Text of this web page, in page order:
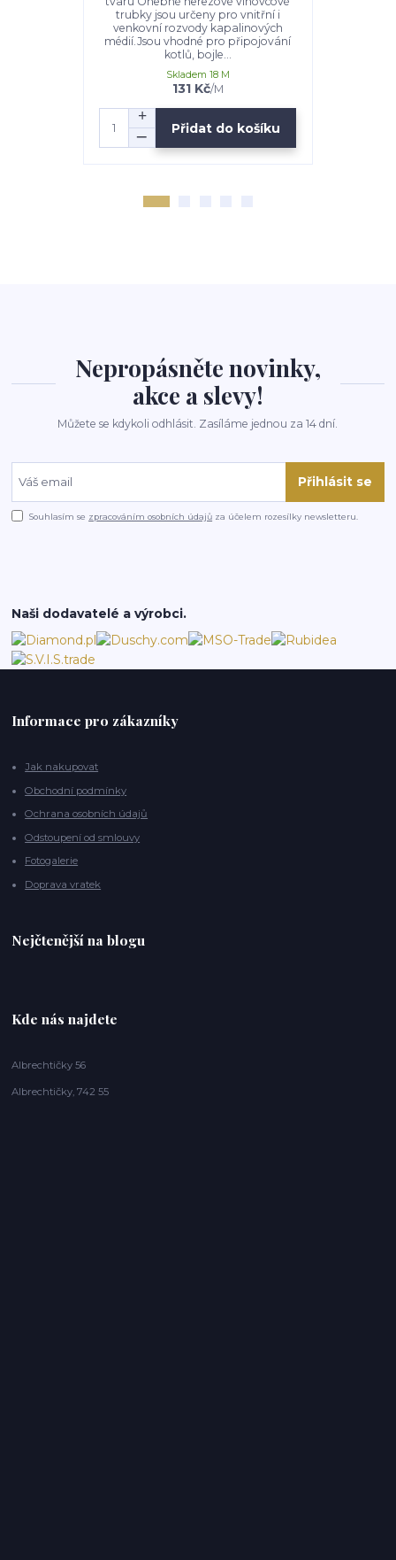
trubky jsou určeny pro vnitřní i
venkovní rozvody kapalinových
médií.Jsou vhodné pro připojování
kotlů, bojle...
131 Kč/M
Skladem 18 M
Přidat do košíku
Nepropásněte novinky,
akce a slevy!
Můžete se kdykoli odhlásit. Zasíláme jednou za 14 dní.
Přihlásit se
Souhlasím se zpracováním osobních údajů za účelem rozesílky newsletteru.
Naši dodavatelé a výrobci.
Informace pro zákazníky
Jak nakupovat
Obchodní podmínky
Ochrana osobních údajů
Odstoupení od smlouvy
Fotogalerie
Doprava vratek
Nejčtenější na blogu
Kde nás najdete
Albrechtičky 56
Albrechtičky, 742 55